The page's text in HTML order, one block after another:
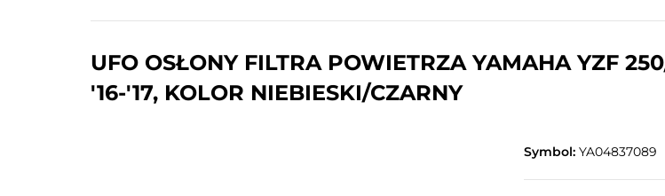
UFO OSŁONY FILTRA POWIETRZA YAMAHA YZF
'16-'17, KOLOR NIEBIESKI/CZARNY
Symbol: YA04837089